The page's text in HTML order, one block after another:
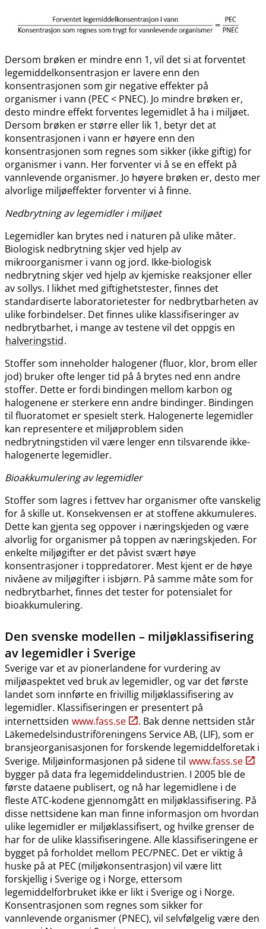
Dersom brøken er mindre enn 1, vil det si at forventet
legemiddelkonsentrasjon er lavere enn den
konsentrasjonen som gir negative effekter på
organismer i vann (PEC < PNEC). Jo mindre brøken er,
desto mindre effekt forventes legemidlet å ha i miljøet.
Dersom brøken er større eller lik 1, betyr det at
konsentrasjonen i vann er høyere enn den
konsentrasjonen som regnes som sikker (ikke giftig) for
organismer i vann. Her forventer vi å se en effekt på
vannlevende organismer. Jo høyere brøken er, desto mer
alvorlige miljøeffekter forventer vi å finne.
Nedbrytning av legemidler i miljøet
Legemidler kan brytes ned i naturen på ulike måter.
Biologisk nedbrytning skjer ved hjelp av
mikroorganismer i vann og jord. Ikke-biologisk
nedbrytning skjer ved hjelp av kjemiske reaksjoner eller
av sollys. I likhet med giftighetstester, finnes det
standardiserte laboratorietester for nedbrytbarheten av
ulike forbindelser. Det finnes ulike klassifiseringer av
nedbrytbarhet, i mange av testene vil det oppgis en
halveringstid.
Stoffer som inneholder halogener (fluor, klor, brom eller
jod) bruker ofte lenger tid på å brytes ned enn andre
stoffer. Dette er fordi bindingen mellom karbon og
halogenene er sterkere enn andre bindinger. Bindingen
til fluoratomet er spesielt sterk. Halogenerte legemidler
kan representere et miljøproblem siden
nedbrytningstiden vil være lenger enn tilsvarende ikke-
halogenerte legemidler.
Bioakkumulering av legemidler
Stoffer som lagres i fettvev har organismer ofte vanskelig
for å skille ut. Konsekvensen er at stoffene akkumuleres.
Dette kan gjenta seg oppover i næringskjeden og være
alvorlig for organismer på toppen av næringskjeden. For
enkelte miljøgifter er det påvist svært høye
konsentrasjoner i toppredatorer. Mest kjent er de høye
nivåene av miljøgifter i isbjørn. På samme måte som for
nedbrytbarhet, finnes det tester for potensialet for
bioakkumulering.
Den svenske modellen – miljøklassifisering
av legemidler i Sverige
Sverige var et av pionerlandene for vurdering av
miljøaspektet ved bruk av legemidler, og var det første
landet som innførte en frivillig miljøklassifisering av
legemidler. Klassifiseringen er presentert på
internettsiden www.fass.se
. Bak denne nettsiden står
Läkemedelsindustriföreningens Service AB, (LIF), som er
bransjeorganisasjonen for forskende legemiddelforetak i
Sverige. Miljøinformasjonen på sidene til www.fass.se
bygger på data fra legemiddelindustrien. I 2005 ble de
første dataene publisert, og nå har legemidlene i de
fleste ATC-kodene gjennomgått en miljøklassifisering. På
disse nettsidene kan man finne informasjon om hvordan
ulike legemidler er miljøklassifisert, og hvilke grenser de
har for de ulike klassifiseringene. Alle klassifiseringene er
bygget på forholdet mellom PEC​/​PNEC. Det er viktig å
huske på at PEC (miljøkonsentrasjon) vil være litt
forskjellig i Sverige og i Norge, ettersom
legemiddelforbruket ikke er likt i Sverige og i Norge.
Konsentrasjonen som regnes som sikker for
vannlevende organismer (PNEC), vil selvfølgelig være den